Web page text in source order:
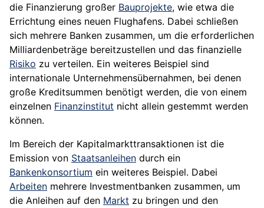
die Finanzierung großer Bauprojekte, wie etwa die
Errichtung eines neuen Flughafens. Dabei schließen
sich mehrere Banken zusammen, um die erforderlichen
Milliardenbeträge bereitzustellen und das finanzielle
Risiko zu verteilen. Ein weiteres Beispiel sind
internationale Unternehmensübernahmen, bei denen
große Kreditsummen benötigt werden, die von einem
einzelnen Finanzinstitut nicht allein gestemmt werden
können.
Im Bereich der Kapitalmarkttransaktionen ist die
Emission von Staatsanleihen durch ein
Bankenkonsortium ein weiteres Beispiel. Dabei
Arbeiten mehrere Investmentbanken zusammen, um
die Anleihen auf den Markt zu bringen und den